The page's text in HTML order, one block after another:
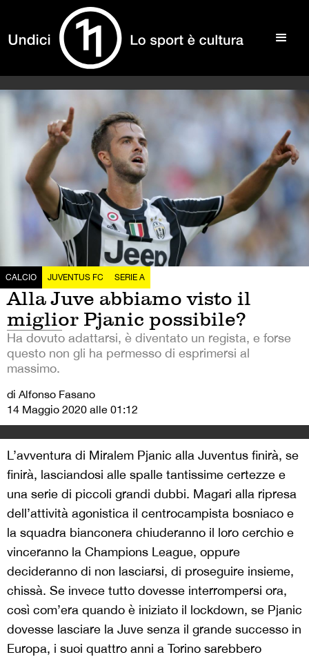
CALCIO JUVENTUS FC SERIE A
Alla Juve abbiamo visto il
miglior Pjanic possibile?
Ha dovuto adattarsi, è diventato un regista, e forse
questo non gli ha permesso di esprimersi al
massimo.
di Alfonso Fasano
14 Maggio 2020 alle 01:12
L’avventura di Miralem Pjanic alla Juventus finirà, se
finirà, lasciandosi alle spalle tantissime certezze e
una serie di piccoli grandi dubbi. Magari alla ripresa
dell’attività agonistica il centrocampista bosniaco e
la squadra bianconera chiuderanno il loro cerchio e
vinceranno la Champions League, oppure
decideranno di non lasciarsi, di proseguire insieme,
chissà. Se invece tutto dovesse interrompersi ora,
così com’era quando è iniziato il lockdown, se Pjanic
dovesse lasciare la Juve senza il grande successo in
Europa, i suoi quattro anni a Torino sarebbero